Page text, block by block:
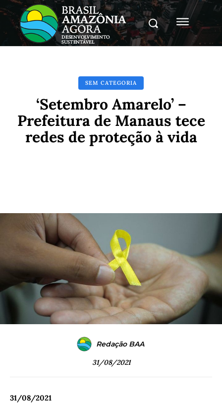
SEM CATEGORIA
‘Setembro Amarelo’ –
Prefeitura de Manaus tece
redes de proteção à vida
Redação BAA
31/08/2021
31/08/2021